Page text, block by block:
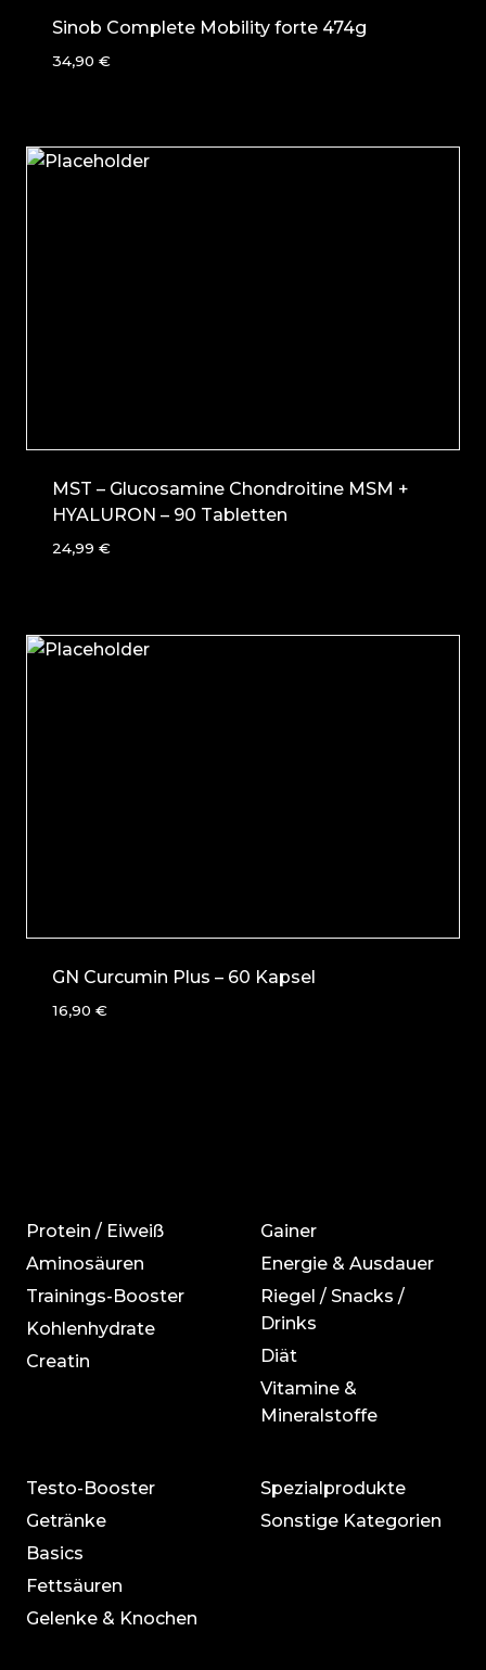
Sinob Complete Mobility forte 474g
34,90 €
MST – Glucosamine Chondroitine MSM +
HYALURON – 90 Tabletten
24,99 €
GN Curcumin Plus – 60 Kapsel
16,90 €
Protein / Eiweiß
Aminosäuren
Trainings-Booster
Kohlenhydrate
Creatin
Gainer
Energie & Ausdauer
Riegel / Snacks /
Drinks
Diät
Vitamine &
Mineralstoffe
Testo-Booster
Getränke
Basics
Fettsäuren
Gelenke & Knochen
Spezialprodukte
Sonstige Kategorien